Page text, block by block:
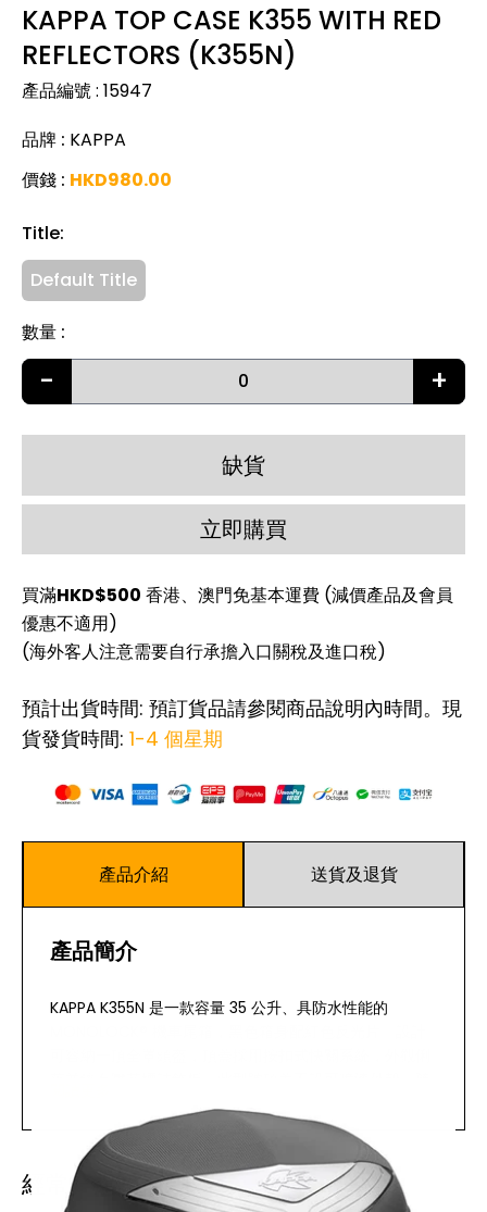
KAPPA TOP CASE K355 WITH RED
REFLECTORS (K355N)
產品編號: 15947
品牌 : KAPPA
價錢 : HKD980.00
數量 :
- +
Title:
Default Title
缺貨
立即購買
買滿HKD$500 香港、澳門免基本運費 (減價產品及會員
優惠不適用)
(海外客人注意需要自行承擔入口關稅及進口稅)
預計出貨時間: 預訂貨品請參閱商品說明內時間。現
貨發貨時間: 1-4 個星期
經常一起購買
產品介紹 送貨及退貨
產品簡介
KAPPA K355N 是一款容量 35 公升、具防水性能的
箱附送通用安裝套件及 K628 底板。
主要特點
採用 MONOLOCK® 固定系統，安裝拆卸方便